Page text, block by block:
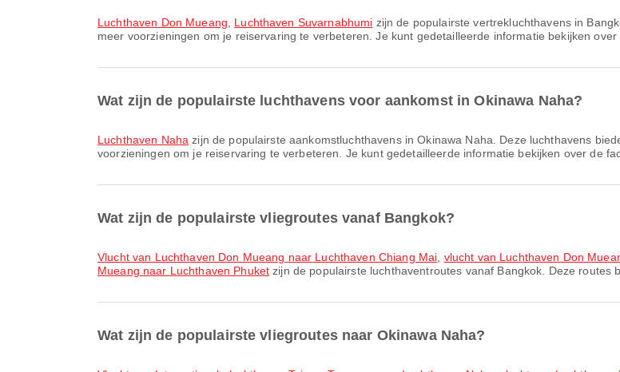
Luchthaven Don Mueang Luchthaven Suvarnabhumi zijn de populairste vertrek­lucht­havens in
meer voorzieningen om je reiservaring te verbeteren. Je kunt gedetailleerde informatie bekijken over
Wat zijn de populairste luchthavens voor aankomst in Okinawa Naha?
Luchthaven Naha zijn de populairste aankomstluchthavens in Okinawa Naha. Deze luchthavens
voorzieningen om je reiservaring te verbeteren. Je kunt gedetailleerde informatie bekijken over de
Wat zijn de populairste vliegroutes vanaf Bangkok?
vlucht van Luchthaven Don Mueang naar Luchthaven Chiang Mai vlucht van Luchthaven Don
Mueang naar Luchthaven Phuket zijn de populairste luchthaventroutes vanaf Bangkok. Deze routes
Wat zijn de populairste vliegroutes naar Okinawa Naha?